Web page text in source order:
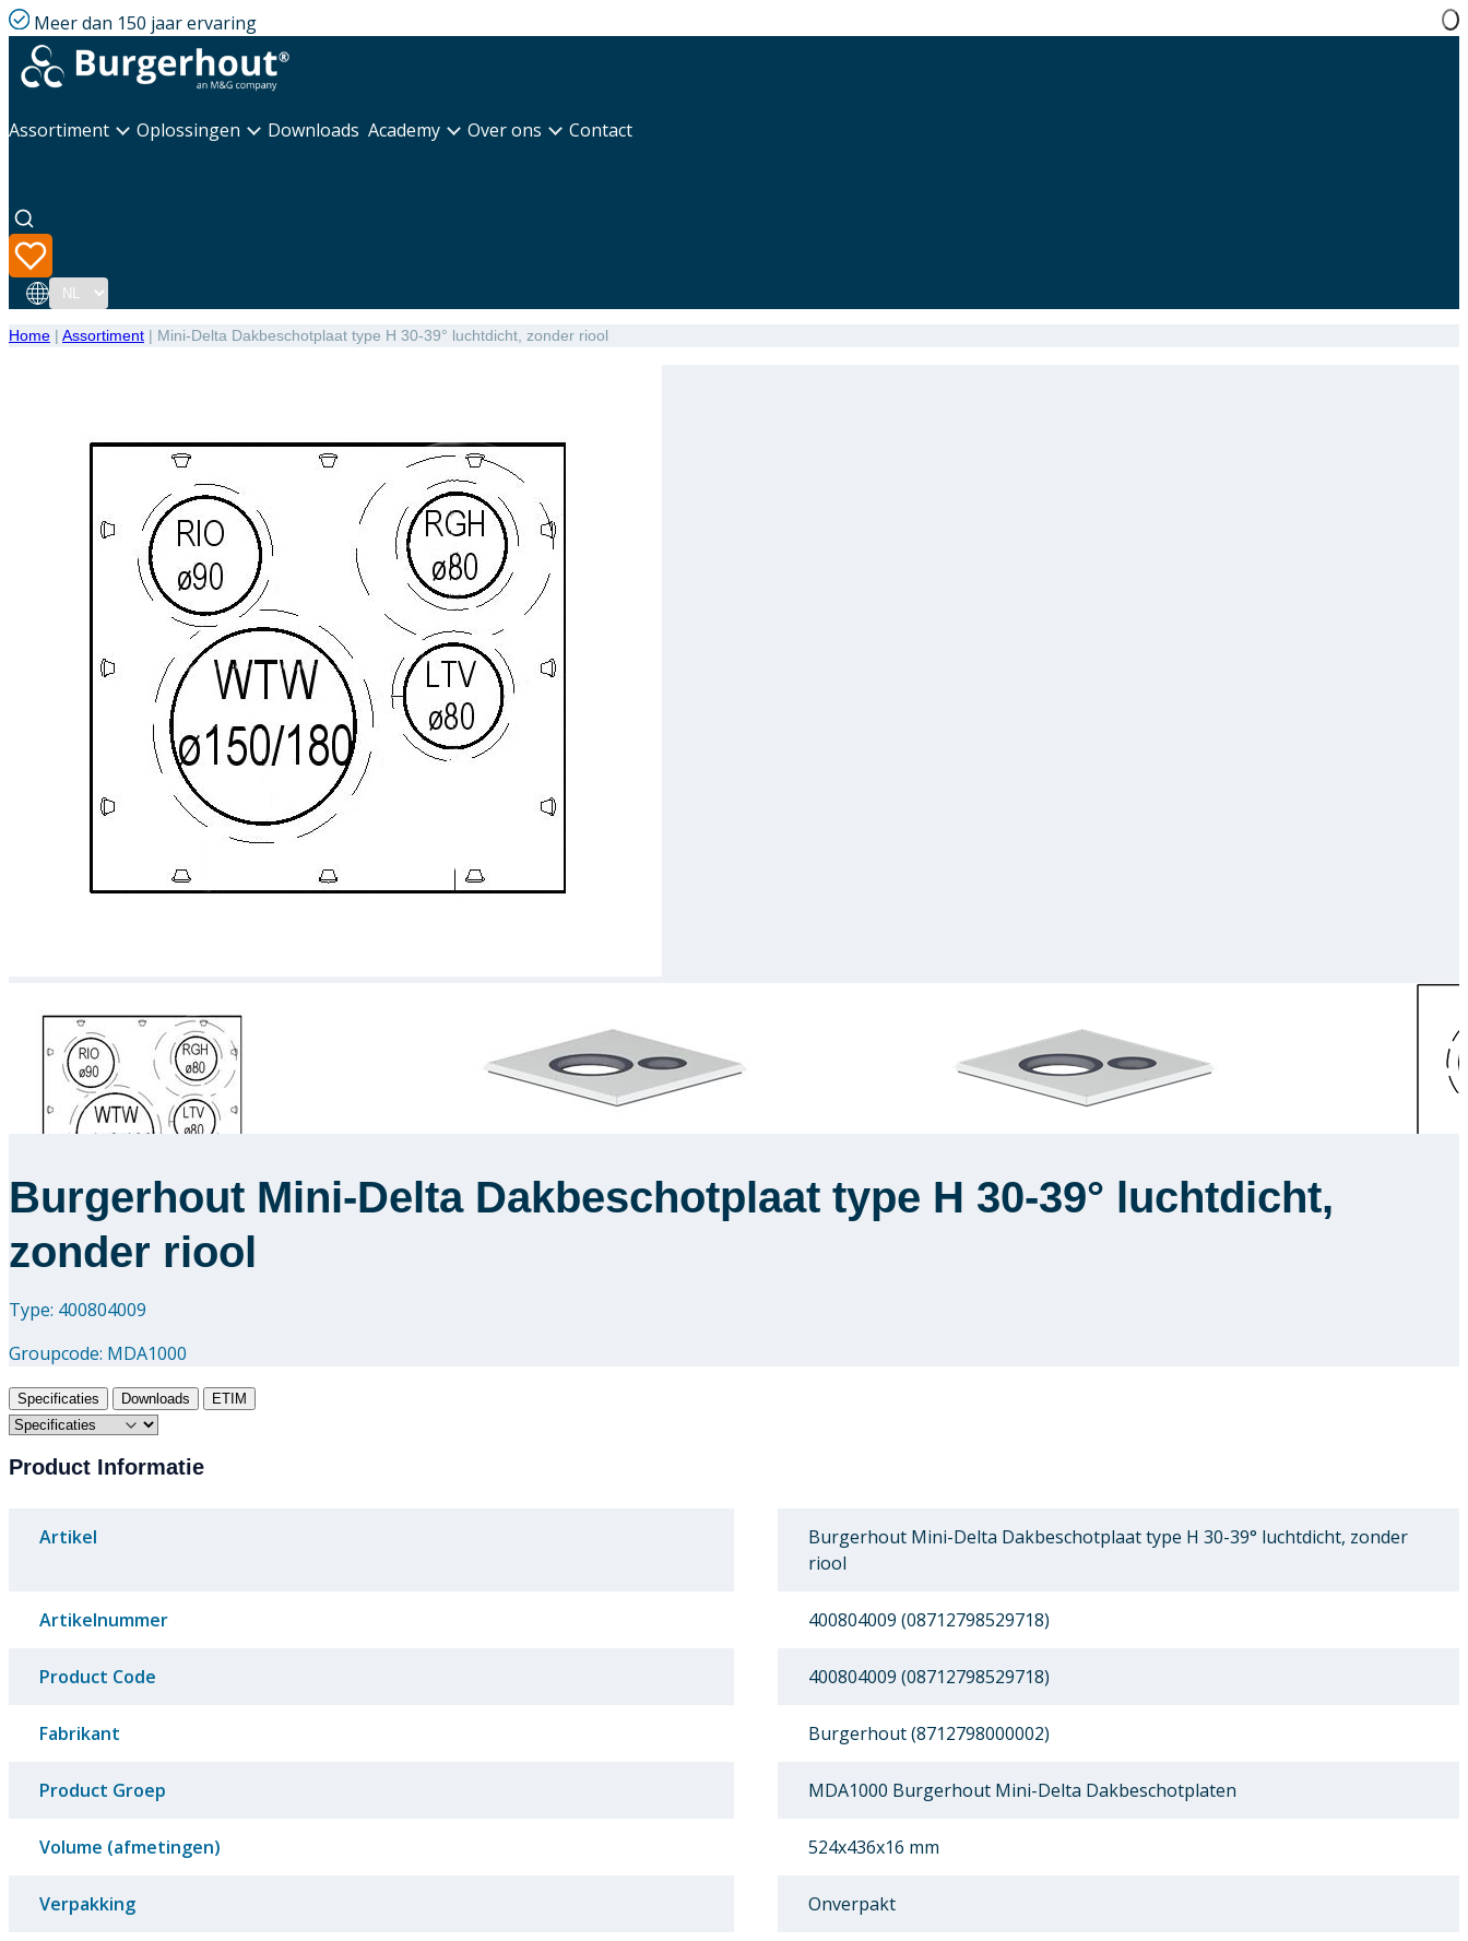
Meer dan 150 jaar ervaring
Assortiment Oplossingen Downloads Academy Over ons Contact
Taal
Home | Assortiment | Mini-Delta Dakbeschotplaat type H 30-39° luchtdicht, zonder riool
Burgerhout Mini-Delta Dakbeschotplaat type H 30-39° luchtdicht,
zonder riool
Type: 400804009
Groupcode: MDA1000
Specificaties Downloads ETIM
Product Informatie
Artikel
Burgerhout Mini-Delta Dakbeschotplaat type H 30-39° luchtdicht, zonder
riool
Artikelnummer 400804009 (08712798529718)
Product Code 400804009 (08712798529718)
Fabrikant Burgerhout (8712798000002)
Product Groep MDA1000 Burgerhout Mini-Delta Dakbeschotplaten
Volume (afmetingen) 524x436x16 mm
Verpakking Onverpakt